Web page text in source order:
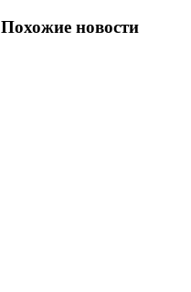
Похожие новости